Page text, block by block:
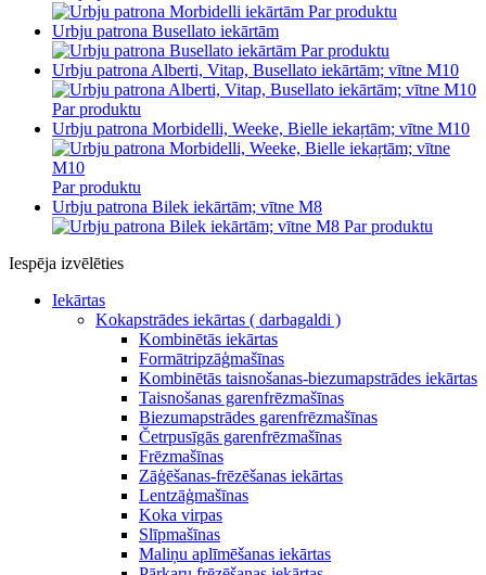
Par produktu
Urbju patrona Busellato iekārtām
Par produktu
Urbju patrona Alberti, Vitap, Busellato iekārtām; vītne M10
Par produktu
Urbju patrona Morbidelli, Weeke, Bielle iekaŗtām; vītne M10
Par produktu
Urbju patrona Bilek iekārtām; vītne M8
Par produktu
Iespēja izvēlēties
Iekārtas
Kokapstrādes iekārtas ( darbagaldi )
Kombinētās iekārtas
Formātripzāģmašīnas
Kombinētās taisnošanas-biezumapstrādes iekārtas
Taisnošanas garenfrēzmašīnas
Biezumapstrādes garenfrēzmašīnas
Četrpusīgās garenfrēzmašīnas
Frēzmašīnas
Zāģēšanas-frēzēšanas iekārtas
Lentzāģmašīnas
Koka virpas
Slīpmašīnas
Maliņu aplīmēšanas iekārtas